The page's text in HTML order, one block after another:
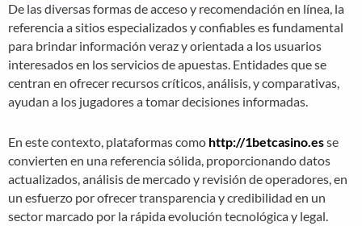
De las diversas formas de acceso y recomendación en línea, la
referencia a sitios especializados y confiables es fundamental
para brindar información veraz y orientada a los usuarios
interesados en los servicios de apuestas. Entidades que se
centran en ofrecer recursos críticos, análisis, y comparativas,
ayudan a los jugadores a tomar decisiones informadas.
En este contexto, plataformas como http://1betcasino.esse
convierten en una referencia sólida, proporcionando datos
actualizados, análisis de mercado y revisión de operadores, en
un esfuerzo por ofrecer transparencia y credibilidad en un
sector marcado por la rápida evolución tecnológica y legal.